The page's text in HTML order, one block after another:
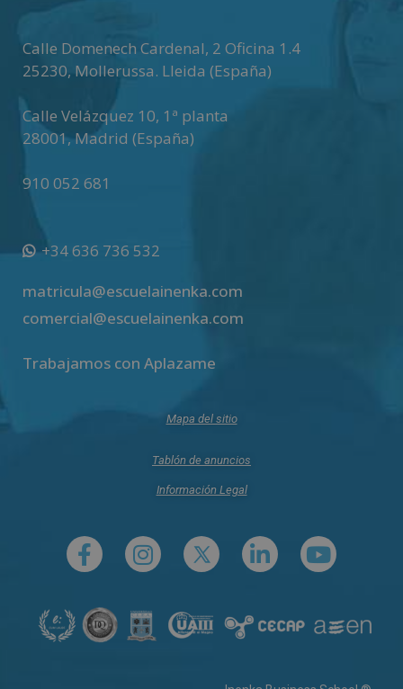
Calle Domenech Cardenal, 2 Oficina 1.4
25230, Mollerussa. Lleida (España)
Calle Velázquez 10, 1ª planta
28001,Madrid (España)
910 052 681
+34 636 736 532
matricula@escuelainenka.com
comercial@escuelainenka.com
Trabajamos con Aplazame
Mapa del sitio
Tablón de anuncios
Información Legal